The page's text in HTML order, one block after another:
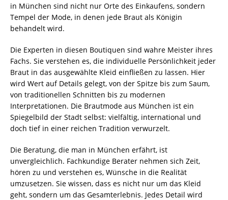
in München sind nicht nur Orte des Einkaufens, sondern
Tempel der Mode, in denen jede Braut als Königin
behandelt wird.
Die Experten in diesen Boutiquen sind wahre Meister ihres
Fachs. Sie verstehen es, die individuelle Persönlichkeit jeder
Braut in das ausgewählte Kleid einfließen zu lassen. Hier
wird Wert auf Details gelegt, von der Spitze bis zum Saum,
von traditionellen Schnitten bis zu modernen
Interpretationen. Die Brautmode aus München ist ein
Spiegelbild der Stadt selbst: vielfältig, international und
doch tief in einer reichen Tradition verwurzelt.
Die Beratung, die man in München erfährt, ist
unvergleichlich. Fachkundige Berater nehmen sich Zeit,
hören zu und verstehen es, Wünsche in die Realität
umzusetzen. Sie wissen, dass es nicht nur um das Kleid
geht, sondern um das Gesamterlebnis. Jedes Detail wird